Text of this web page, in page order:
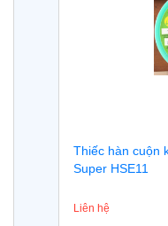
Thiếc hàn cuộn
Super HSE11
Liên hệ